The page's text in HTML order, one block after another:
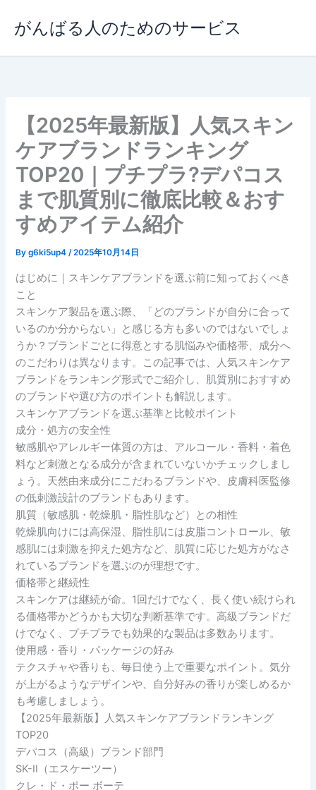
ス
がんばる人のためのサービス
【2025年最新版】人気スキン
ケアブランドランキング
TOP20｜プチプラ?デパコス
まで肌質別に徹底比較＆おす
すめアイテム紹介
Byg6ki5up4/2025年10月14日
はじめに｜スキンケアブランドを選ぶ前に知っておくべき
こと
スキンケア製品を選ぶ際、「どのブランドが自分に合って
いるのか分からない」と感じる方も多いのではないでしょ
うか？ブランドごとに得意とする肌悩みや価格帯、成分へ
のこだわりは異なります。この記事では、人気スキンケア
ブランドをランキング形式でご紹介し、肌質別におすすめ
のブランドや選び方のポイントも解説します。
スキンケアブランドを選ぶ基準と比較ポイント
成分・処方の安全性
敏感肌やアレルギー体質の方は、アルコール・香料・着色
料など刺激となる成分が含まれていないかチェックしまし
ょう。天然由来成分にこだわるブランドや、皮膚科医監修
の低刺激設計のブランドもあります。
肌質（敏感肌・乾燥肌・脂性肌など）との相性
乾燥肌向けには高保湿、脂性肌には皮脂コントロール、敏
感肌には刺激を抑えた処方など、肌質に応じた処方がなさ
れているブランドを選ぶのが理想です。
価格帯と継続性
スキンケアは継続が命。1回だけでなく、長く使い続けられ
る価格帯かどうかも大切な判断基準です。高級ブランドだ
けでなく、プチプラでも効果的な製品は多数あります。
使用感・香り・パッケージの好み
テクスチャや香りも、毎日使う上で重要なポイント。気分
が上がるようなデザインや、自分好みの香りが楽しめるか
も考慮しましょう。
【2025年最新版】人気スキンケアブランドランキング
TOP20
デパコス（高級）ブランド部門
SK-II（エスケーツー）
クレ・ド・ポー ボーテ